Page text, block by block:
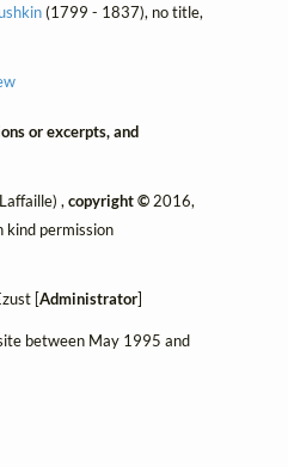
(1799 - 1837), no title,
or excerpts, and
,copyright ©2016,
kind permission
[Administrator]
between May 1995 and